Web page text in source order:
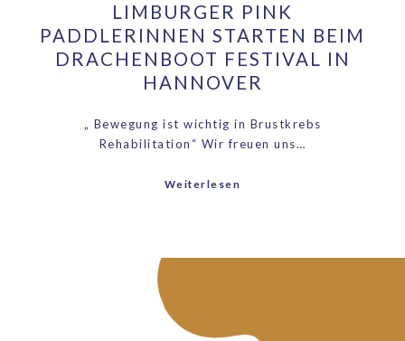
LIMBURGER PINK
PADDLERINNEN STARTEN BEIM
DRACHENBOOT FESTIVAL IN
HANNOVER
„ Bewegung ist wichtig in Brustkrebs
Rehabilitation“ Wir freuen uns…
Weiterlesen